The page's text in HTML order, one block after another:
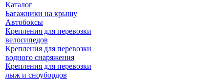
Каталог
Багажники на крышу
Автобоксы
Крепления для перевозки
велосипедов
Крепления для перевозки
водного снаряжения
Крепления для перевозки
лыж и сноубордов